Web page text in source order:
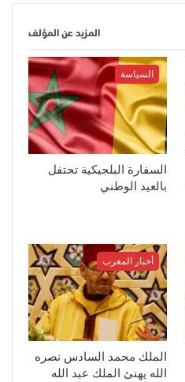
المزيد عن المؤلف
السياسة
السفارة البلجيكية تحتفل
بالعيد الوطني
أخبار المغرب
الملك محمد السادس نصره
الله يهنئ الملك عبد الله